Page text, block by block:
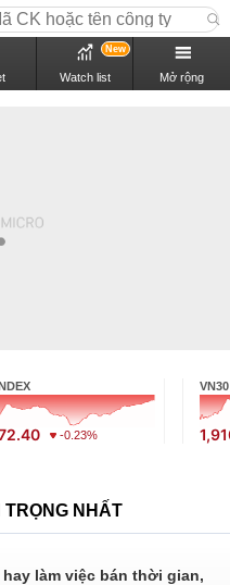
Watch list
New
Mở rộng
-0.23%
VN30
TRỌNG NHẤT
làm việc bán thời gian,